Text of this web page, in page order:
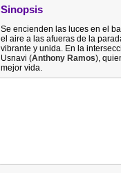
Sinopsis
Se encienden las luces en el
el aire a las afueras de la
vibrante y unida. En la
Usnavi (Anthony Ramos),
mejor vida.